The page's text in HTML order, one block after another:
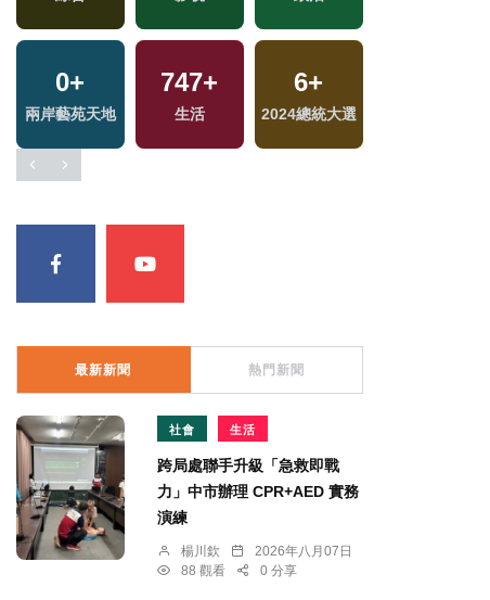
0+
兩岸藝苑天地
747+
生活
6+
2024總統大選
最新新聞 熱門新聞
社會 生活
跨局處聯手升級「急救即戰
力」中市辦理 CPR+AED 實務
演練
楊川欽
2026年八月07日
88 觀看
0 分享